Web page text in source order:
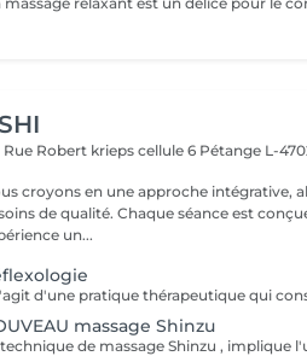
Rue Robert krieps cellule 6 Pétange L-
croyons en une approche intégrative,
de qualité. Chaque séance est
un...
massage Shinzu